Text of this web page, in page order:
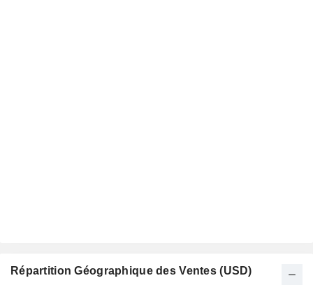
Répartition Géographique des Ventes (USD)